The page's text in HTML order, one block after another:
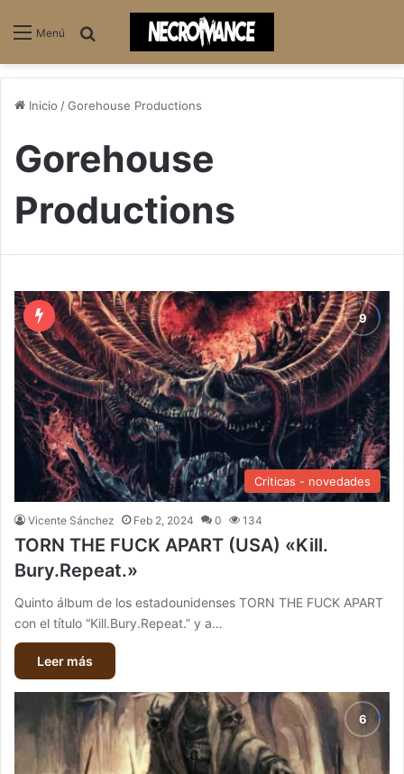
Menú
Inicio /Gorehouse Productions
Gorehouse
Productions
Criticas - novedades
Vicente Sánchez Feb 2, 2024 0 134
TORN THE FUCK APART (USA) «Kill.
Bury.Repeat.»
Quinto álbum de los estadounidenses TORN THE FUCK APART
con el título “Kill.Bury.Repeat.” y a…
Leer más